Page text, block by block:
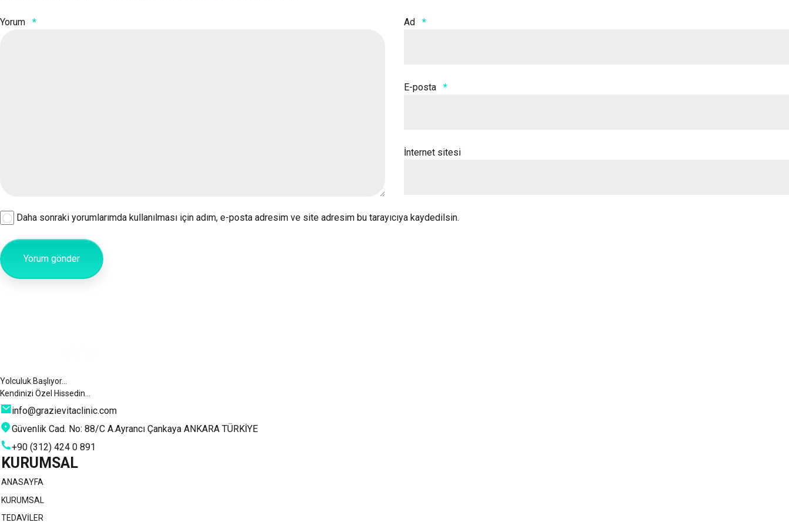
Yorum * Ad *
E-posta *
İnternet sitesi
Daha sonraki yorumlarımda kullanılması için adım, e-posta adresim ve site adresim bu tarayıcıya kaydedilsin.
Yolculuk Başlıyor…
Kendinizi Özel Hissedin…
info@grazievitaclinic.com
Güvenlik Cad. No: 88/C A.Ayrancı Çankaya ANKARA TÜRKİYE
+90 (312) 424 0 891
KURUMSAL
ANASAYFA
KURUMSAL
TEDAVİLER